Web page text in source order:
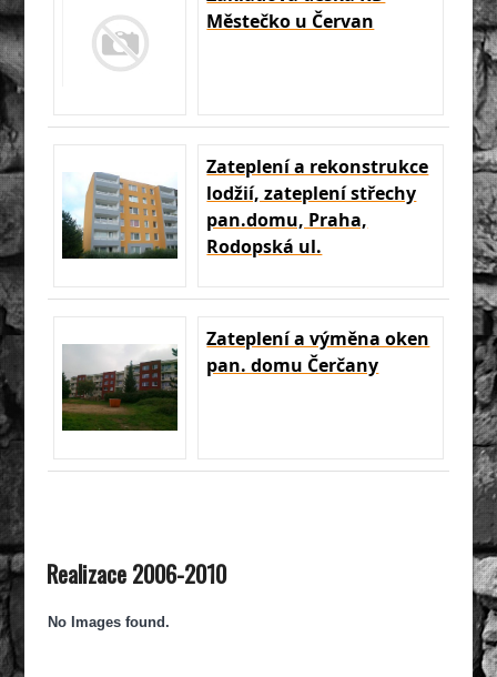
Městečko u Červan
Zateplení a rekonstrukce
lodžií, zateplení střechy
pan.domu, Praha,
Rodopská ul.
Zateplení a výměna oken
pan. domu Čerčany
Realizace 2006-2010
No Images found.